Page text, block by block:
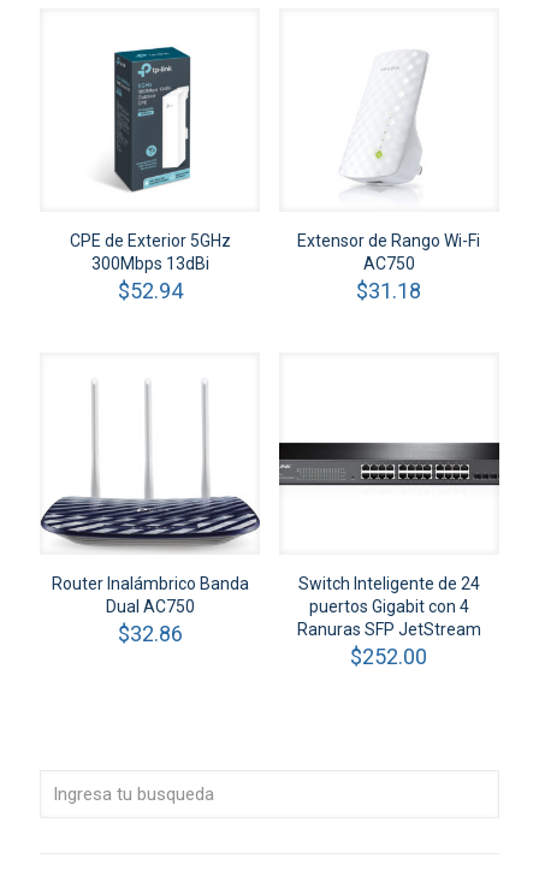
CPE de Exterior 5GHz
300Mbps 13dBi
$52.94
Extensor de Rango Wi-Fi
AC750
$31.18
Router Inalámbrico Banda
Dual AC750
$32.86
Switch Inteligente de 24
puertos Gigabit con 4
Ranuras SFP JetStream
$252.00